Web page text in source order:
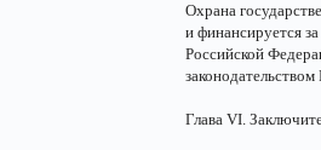
Охрана
и финансируется
Российской
Глава VI.